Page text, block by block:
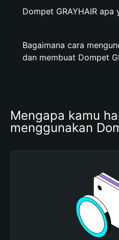
Dompet GRAYHAIR apa
Bagaimana cara
dan membuat Dompet
Mengapa kamu
menggunakan